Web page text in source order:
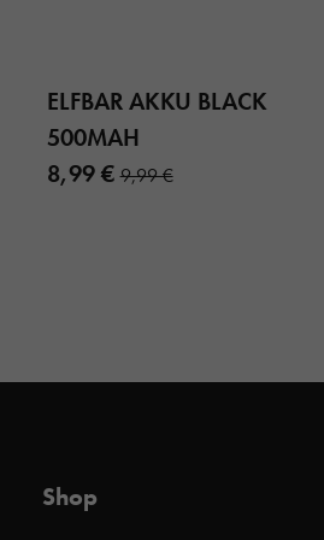
ELFBAR AKKU BLACK
500MAH
8,99 €9,99 €
Shop